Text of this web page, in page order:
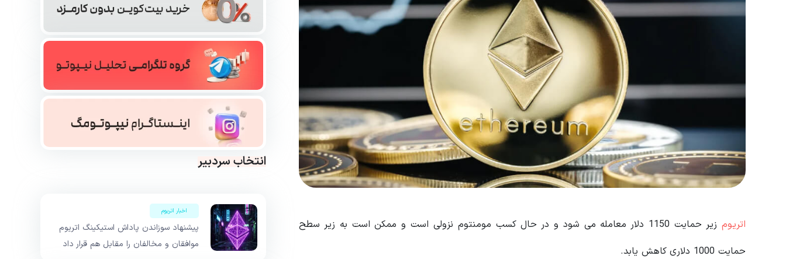
اتریوم
زیر حمایت 1150 دلار معامله می شود و در حال کسب مومنتوم نزولی است و ممکن است به زیر سطح
حمایت 1000 دلاری کاهش یابد.
انتخاب سردبیر
اخبار اتریوم
پیشنهاد سوزاندن پاداش استیکینگ اتریوم
موافقان و مخالفان را مقابل هم قرار داد